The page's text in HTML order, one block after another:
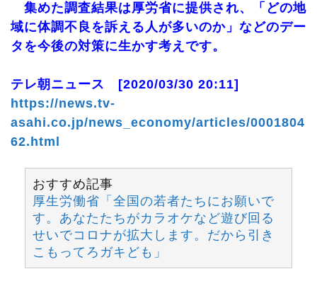
集めた調査結果は厚労省に提供され、「どの地
域に体調不良を訴える人が多いのか」などのデー
タを今後の対策に生かす考えです。
テレ朝ニュース [2020/03/30 20:11]
https://news.tv-
asahi.co.jp/news_economy/articles/0001804
62.html
おすすめ記事
厚生労働省「全国の若者たちにお願いで
す。あなたたちがカラオケなど遊び回る
せいでコロナが拡大します。だから引き
こもってろガキども」